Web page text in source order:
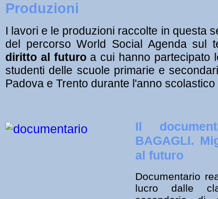
Produzioni
I lavori e le produzioni raccolte in questa
del percorso World Social Agenda sul
diritto al futuroa cui hanno partecipato
studenti delle scuole primarie e
Padova e Trento durante l'anno
Il
BAGAGLI.
al futuro
Documentario
lucro dalle